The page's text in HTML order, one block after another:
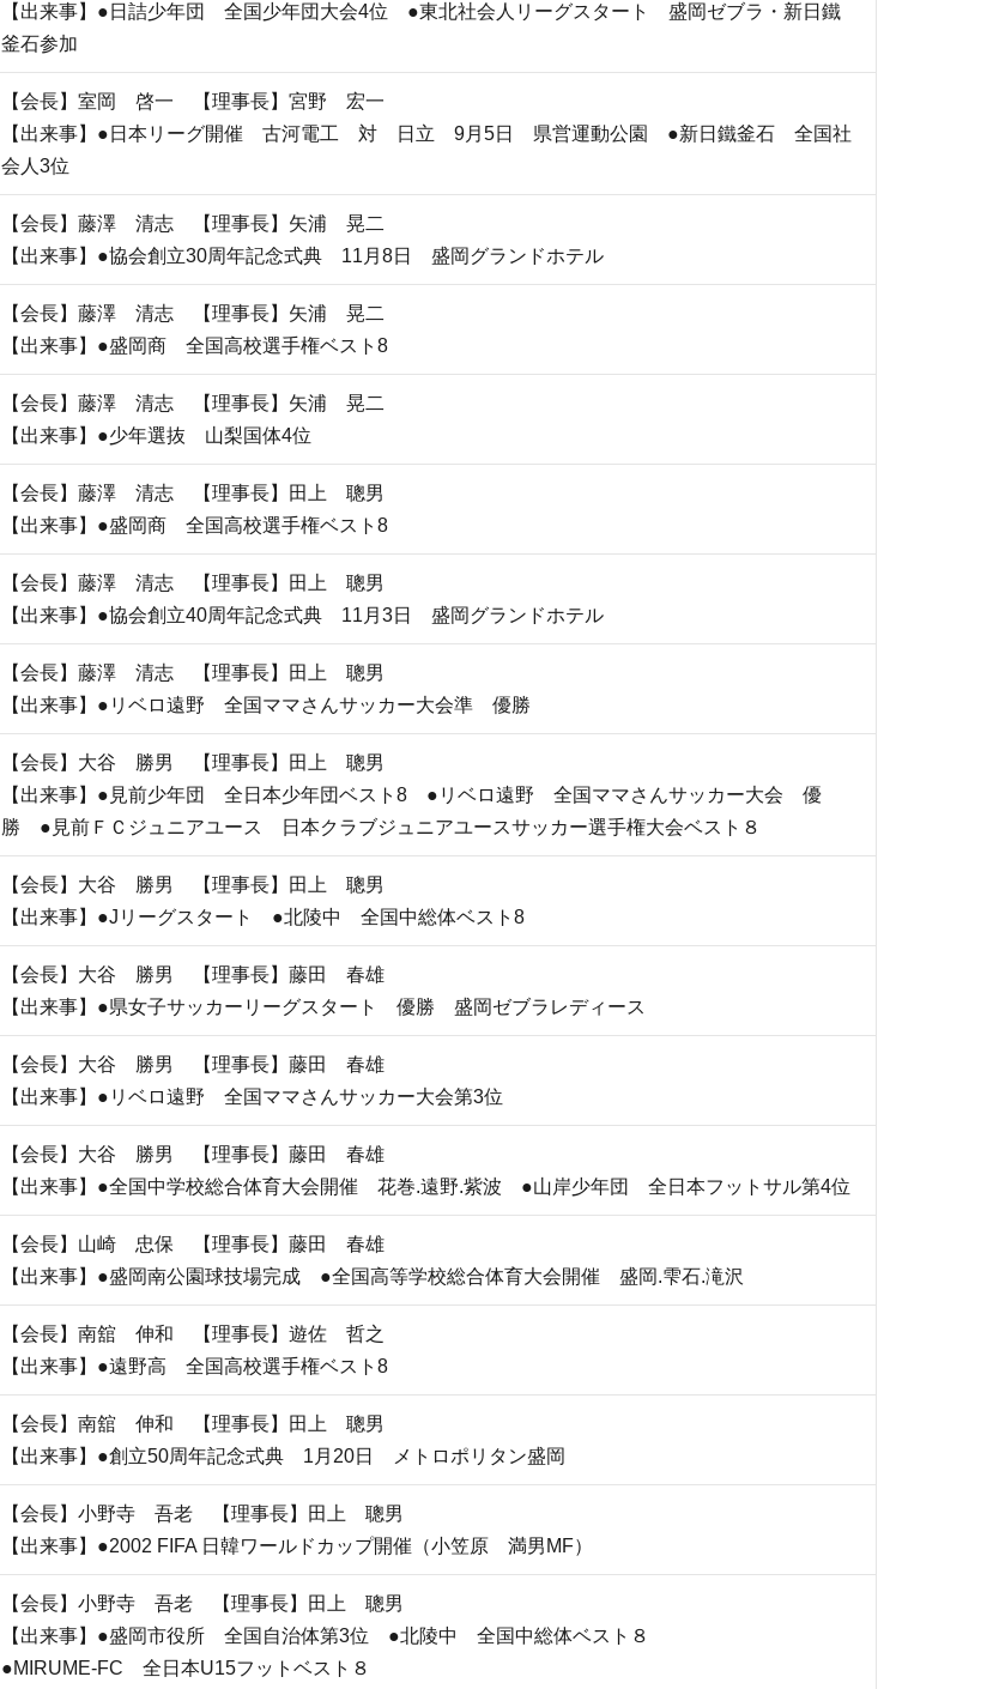
【出来事】●日詰少年団 全国少年団大会4位 ●東北社会人リーグスタート 盛岡ゼブラ・新日鐵
釜石参加
【会長】室岡 啓一 【理事長】宮野 宏一
【出来事】●日本リーグ開催 古河電工 対 日立 9月5日 県営運動公園 ●新日鐵釜石 全国社
会人3位
【会長】藤澤 清志 【理事長】矢浦 晃二
【出来事】●協会創立30周年記念式典 11月8日 盛岡グランドホテル
【会長】藤澤 清志 【理事長】矢浦 晃二
【出来事】●盛岡商 全国高校選手権ベスト8
【会長】藤澤 清志 【理事長】矢浦 晃二
【出来事】●少年選抜 山梨国体4位
【会長】藤澤 清志 【理事長】田上 聰男
【出来事】●盛岡商 全国高校選手権ベスト8
【会長】藤澤 清志 【理事長】田上 聰男
【出来事】●協会創立40周年記念式典 11月3日 盛岡グランドホテル
【会長】藤澤 清志 【理事長】田上 聰男
【出来事】●リベロ遠野 全国ママさんサッカー大会準 優勝
【会長】大谷 勝男 【理事長】田上 聰男
【出来事】●見前少年団 全日本少年団ベスト8 ●リベロ遠野 全国ママさんサッカー大会 優
勝 ●見前ＦＣジュニアユース 日本クラブジュニアユースサッカー選手権大会ベスト８
【会長】大谷 勝男 【理事長】田上 聰男
【出来事】●Jリーグスタート ●北陵中 全国中総体ベスト8
【会長】大谷 勝男 【理事長】藤田 春雄
【出来事】●県女子サッカーリーグスタート 優勝 盛岡ゼブラレディース
【会長】大谷 勝男 【理事長】藤田 春雄
【出来事】●リベロ遠野 全国ママさんサッカー大会第3位
【会長】大谷 勝男 【理事長】藤田 春雄
【出来事】●全国中学校総合体育大会開催 花巻.遠野.紫波 ●山岸少年団 全日本フットサル第4位
【会長】山崎 忠保 【理事長】藤田 春雄
【出来事】●盛岡南公園球技場完成 ●全国高等学校総合体育大会開催 盛岡.雫石.滝沢
【会長】南舘 伸和 【理事長】遊佐 哲之
【出来事】●遠野高 全国高校選手権ベスト8
【会長】南舘 伸和 【理事長】田上 聰男
【出来事】●創立50周年記念式典 1月20日 メトロポリタン盛岡
【会長】小野寺 吾老 【理事長】田上 聰男
【出来事】●2002 FIFA 日韓ワールドカップ開催（小笠原 満男MF）
【会長】小野寺 吾老 【理事長】田上 聰男
【出来事】●盛岡市役所 全国自治体第3位 ●北陵中 全国中総体ベスト８
●MIRUME-FC 全日本U15フットベスト８